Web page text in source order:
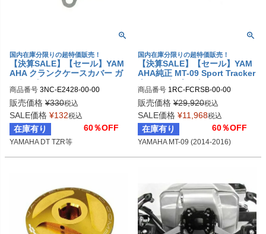
国内在庫分限りの超特価販売！
【決算SALE】【セール】YAM
AHA クランクケースカバー ガ
スケット 2
商品番号 3NC-E2428-00-00
販売価格 ¥330税込
SALE価格 ¥132税込
在庫有り 60％OFF
YAMAHA DT TZR等
国内在庫分限りの超特価販売！
【決算SALE】【セール】YAM
AHA純正 MT-09 Sport Tracker
クロスバーキット
商品番号 1RC-FCRSB-00-00
販売価格 ¥29,920税込
SALE価格 ¥11,968税込
在庫有り 60％OFF
YAMAHA MT-09 (2014-2016)